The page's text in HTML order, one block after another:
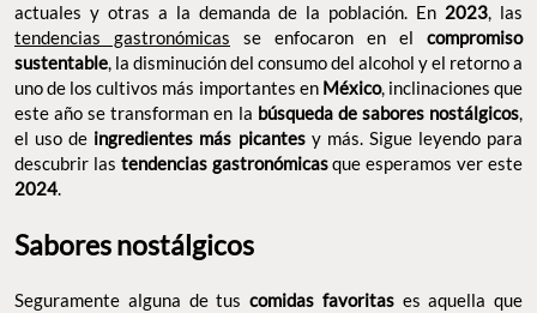
actuales y otras a la demanda de la población. En 2023, las
tendencias gastronómicas se enfocaron en el compromiso
sustentable, la disminución del consumo del alcohol y el retorno a
uno de los cultivos más importantes en México, inclinaciones que
este año se transforman en la búsqueda de sabores nostálgicos,
el uso de ingredientes más picantes y más. Sigue leyendo para
descubrir las tendencias gastronómicasque esperamos ver este
2024.
Sabores nostálgicos
Seguramente alguna de tus comidas favoritases aquella que